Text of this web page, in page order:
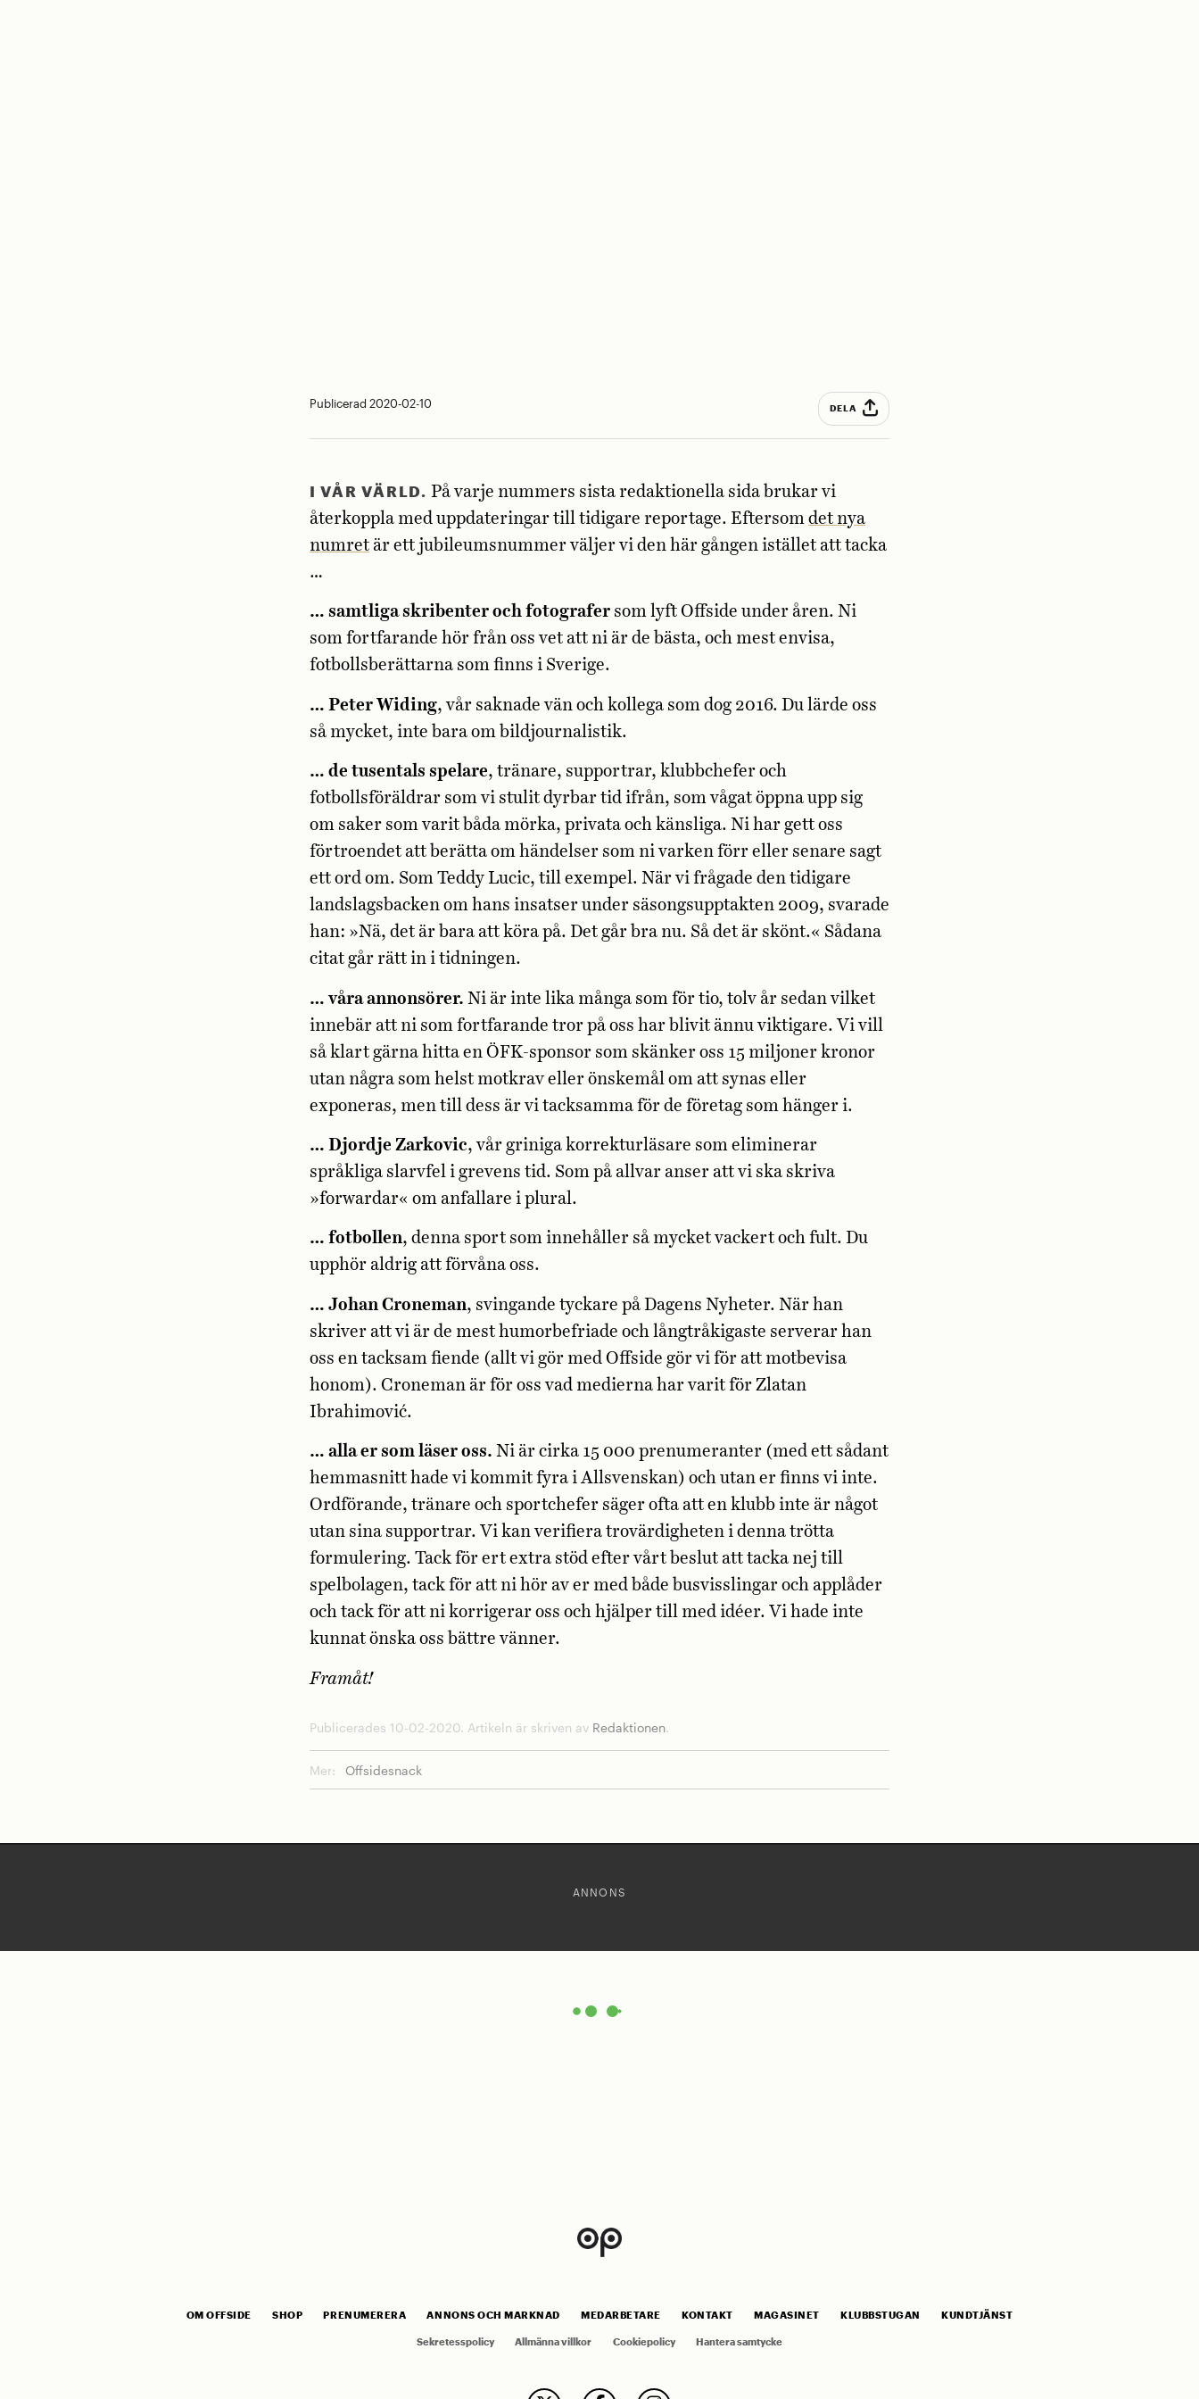
Publicerad 2020-02-10 DELA
I VÅR VÄRLD. På varje nummers sista redaktionella sida brukar vi
återkoppla med uppdateringar till tidigare reportage. Eftersom det nya
numret är ett jubileumsnummer väljer vi den här gången istället att tacka
…
… samtliga skribenter och fotografer som lyft Offside under åren. Ni
som fortfarande hör från oss vet att ni är de bästa, och mest envisa,
fotbollsberättarna som finns i Sverige.
… Peter Widing, vår saknade vän och kollega som dog 2016. Du lärde oss
så mycket, inte bara om bildjournalistik.
… de tusentals spelare, tränare, supportrar, klubbchefer och
fotbollsföräldrar som vi stulit dyrbar tid ifrån, som vågat öppna upp sig
om saker som varit båda mörka, privata och känsliga. Ni har gett oss
förtroendet att berätta om händelser som ni varken förr eller senare sagt
ett ord om. Som Teddy Lucic, till exempel. När vi frågade den tidigare
landslagsbacken om hans insatser under säsongsupptakten 2009, svarade
han: »Nä, det är bara att köra på. Det går bra nu. Så det är skönt.« Sådana
citat går rätt in i tidningen.
… våra annonsörer. Ni är inte lika många som för tio, tolv år sedan vilket
innebär att ni som fortfarande tror på oss har blivit ännu viktigare. Vi vill
så klart gärna hitta en ÖFK-sponsor som skänker oss 15 miljoner kronor
utan några som helst motkrav eller önskemål om att synas eller
exponeras, men till dess är vi tacksamma för de företag som hänger i.
… Djordje Zarkovic, vår griniga korrekturläsare som eliminerar
språkliga slarvfel i grevens tid. Som på allvar anser att vi ska skriva
»forwardar« om anfallare i plural.
… fotbollen, denna sport som innehåller så mycket vackert och fult. Du
upphör aldrig att förvåna oss.
… Johan Croneman, svingande tyckare på Dagens Nyheter. När han
skriver att vi är de mest humorbefriade och långtråkigaste serverar han
oss en tacksam fiende (allt vi gör med Offside gör vi för att motbevisa
honom). Croneman är för oss vad medierna har varit för Zlatan
Ibrahimović.
… alla er som läser oss. Ni är cirka 15 000 prenumeranter (med ett sådant
hemmasnitt hade vi kommit fyra i Allsvenskan) och utan er finns vi inte.
Ordförande, tränare och sportchefer säger ofta att en klubb inte är något
utan sina supportrar. Vi kan verifiera trovärdigheten i denna trötta
formulering. Tack för ert extra stöd efter vårt beslut att tacka nej till
spelbolagen, tack för att ni hör av er med både busvisslingar och applåder
och tack för att ni korrigerar oss och hjälper till med idéer. Vi hade inte
kunnat önska oss bättre vänner.
Framåt!
Publicerades 10-02-2020. Artikeln är skriven av Redaktionen.
Mer: Offsidesnack
ANNONS
OM OFFSIDE SHOP PRENUMERERA ANNONS OCH MARKNAD MEDARBETARE KONTAKT MAGASINET KLUBBSTUGAN KUNDTJÄNST
Sekretesspolicy Allmänna villkor Cookiepolicy Hantera samtycke